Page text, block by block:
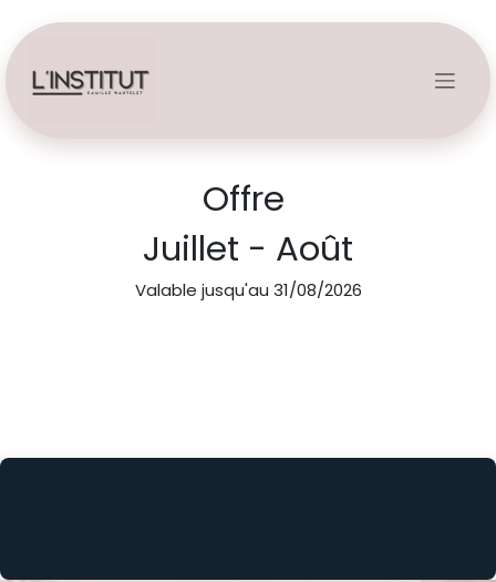
Offre
Juillet - Août
Valable jusqu'au 31/08/2026